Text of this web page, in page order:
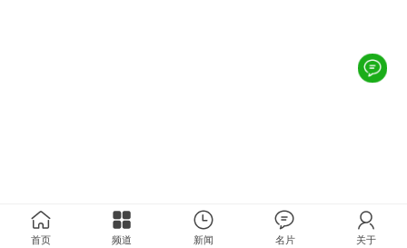
首页 频道 新闻 名片 关于